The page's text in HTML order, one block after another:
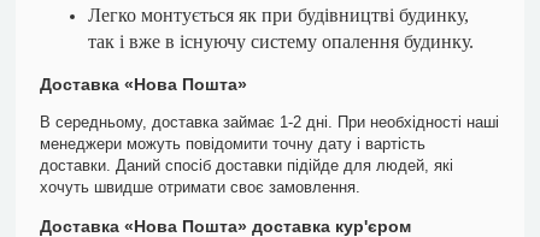
Легко монтується як при будівництві будинку,
так і вже в існуючу систему опалення будинку.
Доставка «Нова Пошта»
В середньому, доставка займає 1-2 дні. При необхідності наші
менеджери можуть повідомити точну дату і вартість
доставки. Даний спосіб доставки підійде для людей, які
хочуть швидше отримати своє замовлення.
Доставка «Нова Пошта» доставка кур'єром